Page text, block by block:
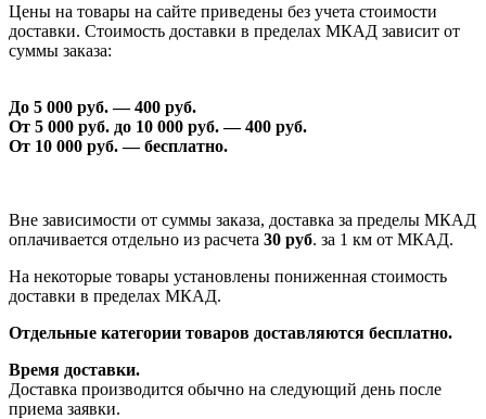
Цены на товары на сайте приведены без учета стоимости
доставки. Стоимость доставки в пределах МКАД зависит от
суммы заказа:
До 5 000 руб. —400 руб.
От 5 000 руб. до 10 000 руб. —400 руб.
От 10 000 руб. — бесплатно.
Вне зависимости от суммы заказа, доставка за пределы МКАД
оплачивается отдельно из расчета 30 руб. за 1 км от МКАД.
На некоторые товары установлены пониженная стоимость
доставки в пределах МКАД.
Отдельные категории товаров доставляются бесплатно.
Время доставки.
Доставка производится обычно на следующий день после
приема заявки.